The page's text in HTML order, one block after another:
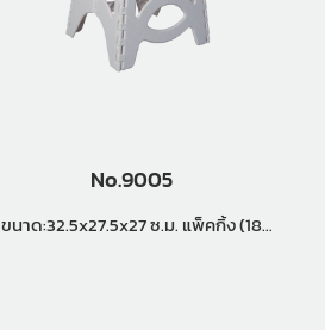
No.9005
ขนาด:32.5x27.5x27 ซ.ม. แพ็คกิ้ง (18